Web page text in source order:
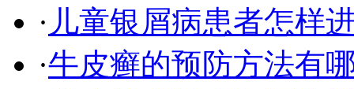
· 儿童银屑病患者怎样
·牛皮癣的预防方法有